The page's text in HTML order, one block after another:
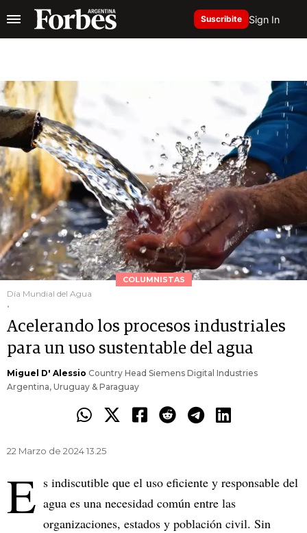
Suscribite Sign In
COLUMNISTAS
Día Mundial del Agua
.
Acelerando los procesos industriales
para un uso sustentable del agua
Miguel D' Alessio Country Head Siemens Digital Industries
Argentina, Uruguay & Paraguay
22 Marzo de 2024 13.25
E s indiscutible que el uso eficiente y responsable del
agua es una necesidad común entre las
organizaciones, estados y población civil. Sin